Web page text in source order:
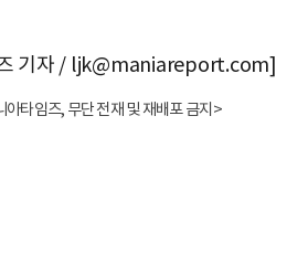
기자 / ljk@maniareport.com]
타임즈, 무단 전재 및 재배포 금지>